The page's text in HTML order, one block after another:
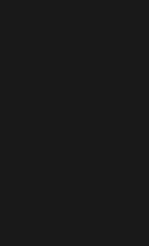
ventana)